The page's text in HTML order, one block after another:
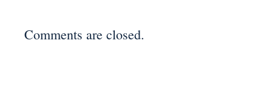
Comments are closed.